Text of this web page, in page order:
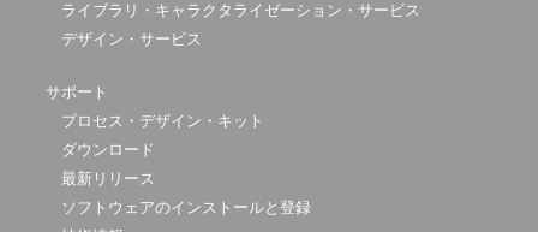
ライブラリ・キャラクタライゼーション・サービス
デザイン・サービス
サポート
プロセス・デザイン・キット
ダウンロード
最新リリース
ソフトウェアのインストールと登録